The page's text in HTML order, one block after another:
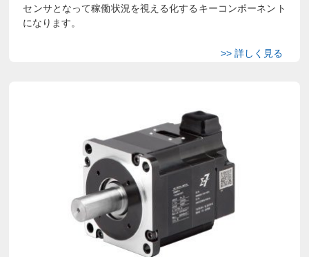
センサとなって稼働状況を視える化するキーコンポーネント
になります。